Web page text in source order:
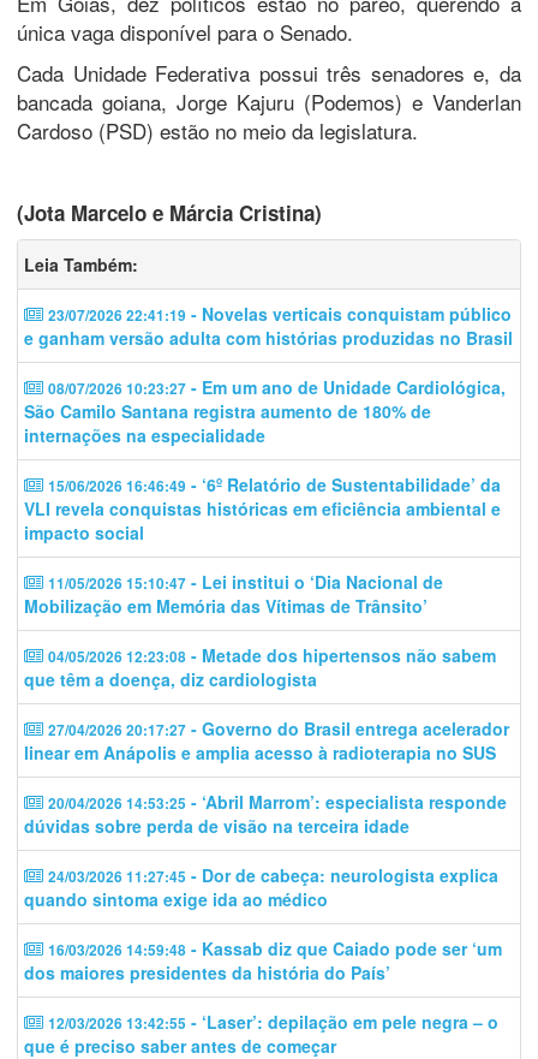
única vaga disponível para o Senado.
Cada Unidade Federativa possui três senadores e, da
bancada goiana, Jorge Kajuru (Podemos) e Vanderlan
Cardoso (PSD) estão no meio da legislatura.
(Jota Marcelo e Márcia Cristina)
Leia Também:
23/07/2026 22:41:19 - Novelas verticais conquistam público
e ganham versão adulta com histórias produzidas no Brasil
08/07/2026 10:23:27 - Em um ano de Unidade Cardiológica,
São Camilo Santana registra aumento de 180% de
internações na especialidade
15/06/2026 16:46:49 - ‘6º Relatório de Sustentabilidade’ da
VLI revela conquistas históricas em eficiência ambiental e
impacto social
11/05/2026 15:10:47 - Lei institui o ‘Dia Nacional de
Mobilização em Memória das Vítimas de Trânsito’
04/05/2026 12:23:08 - Metade dos hipertensos não sabem
que têm a doença, diz cardiologista
27/04/2026 20:17:27 - Governo do Brasil entrega acelerador
linear em Anápolis e amplia acesso à radioterapia no SUS
20/04/2026 14:53:25 - ‘Abril Marrom’: especialista responde
dúvidas sobre perda de visão na terceira idade
24/03/2026 11:27:45 - Dor de cabeça: neurologista explica
quando sintoma exige ida ao médico
16/03/2026 14:59:48 - Kassab diz que Caiado pode ser ‘um
dos maiores presidentes da história do País’
12/03/2026 13:42:55 - ‘Laser’: depilação em pele negra – o
que é preciso saber antes de começar